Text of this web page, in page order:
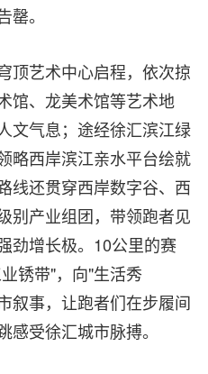
。
顶艺术中心启程，依次掠
馆、龙美术馆等艺术地
文气息；途经徐汇滨江绿
略西岸滨江亲水平台绘就
线还贯穿西岸数字谷、西
别产业组团，带领跑者见
劲增长极。10公里的赛
锈带"，向"生活秀
叙事，让跑者们在步履间
受徐汇城市脉搏。